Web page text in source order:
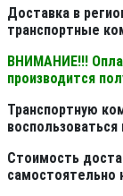
Доставка в
транспортные
ВНИМАНИЕ!!!
производится
Транспортную
Стоимость
самостоятельно